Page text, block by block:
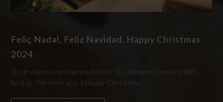
Feliç Nadal, Feliz Navidad, Happy Christmas
2024
Us desitgem unes bones festes. Os deseamos unas felices
fiestas. We wish you a Happy Christmas.